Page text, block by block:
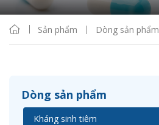
Sản phẩm Dòng sản phẩm
Dòng sản phẩm
Hiển thị